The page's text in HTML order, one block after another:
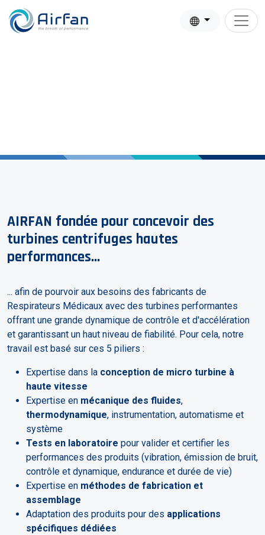
AIRFAN fondée pour concevoir des
turbines centrifuges hautes
performances...
... afin de pourvoir aux besoins des fabricants de
Respirateurs Médicaux avec des turbines performantes
offrant une grande dynamique de contrôle et d'accélération
et garantissant un haut niveau de fiabilité. Pour cela, notre
travail est basé sur ces 5 piliers :
Expertise dans la conception de micro turbine à
haute vitesse
Expertise en mécanique des fluides,
thermodynamique, instrumentation, automatisme et
système
Tests en laboratoire pour valider et certifier les
performances des produits (vibration, émission de bruit,
contrôle et dynamique, endurance et durée de vie)
Expertise en méthodes de fabrication et
assemblage
Adaptation des produits pour des applications
spécifiques dédiées